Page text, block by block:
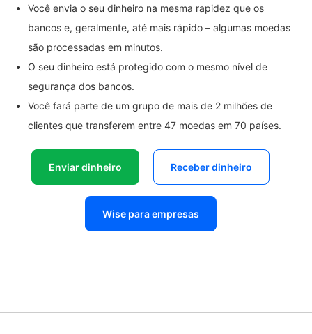
Você envia o seu dinheiro na mesma rapidez que os
bancos e, geralmente, até mais rápido – algumas moedas
são processadas em minutos.
O seu dinheiro está protegido com o mesmo nível de
segurança dos bancos.
Você fará parte de um grupo de mais de 2 milhões de
clientes que transferem entre 47 moedas em 70 países.
Enviar dinheiro Receber dinheiro
Wise para empresas